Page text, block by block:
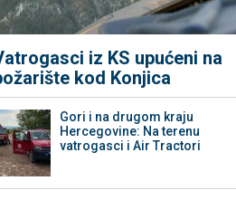
iz KS upućeni na
kod Konjica
Gori i na drugom kraju
Hercegovine: Na terenu
vatrogasci i Air Tractori